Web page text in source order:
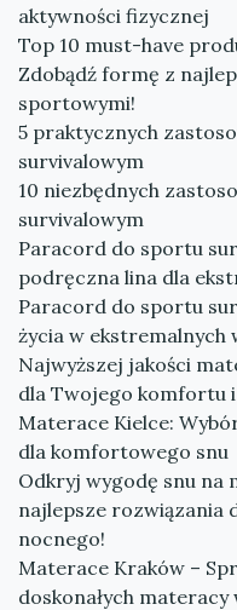
aktywności fizycznej
Top 10 must-have
Zdobądź formę z
sportowymi!
5 praktycznych
survivalowym
10 niezbędnych
survivalowym
Paracord do sportu
podręczna lina dla
Paracord do sportu
życia w ekstremalnych
Najwyższej jakości
dla Twojego komfortu
Materace Kielce:
dla komfortowego snu
Odkryj wygodę snu na
najlepsze rozwiązania
nocnego!
Materace Kraków –
doskonałych materacy